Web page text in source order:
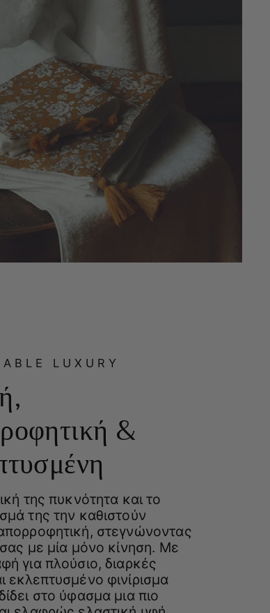
LUXURY
&
της πυκνότητα και το
της την καθιστούν
στεγνώνοντας
με μία μόνο κίνηση. Με
για πλούσιο, διαρκές
εκλεπτυσμένο φινίρισμα
στο ύφασμα μια πιο